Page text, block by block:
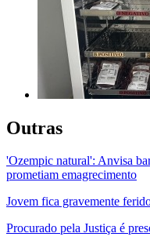
Outras
'Ozempic natural': Anvisa
prometiam emagrecimento
Jovem fica gravemente
Procurado pela Justiça é